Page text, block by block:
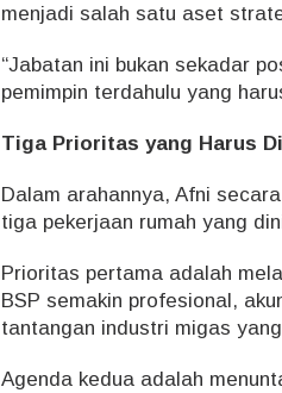
menjadi salah satu aset
“Jabatan ini bukan sekadar
pemimpin terdahulu yang
Tiga Prioritas yang Harus
Dalam arahannya, Afni
tiga pekerjaan rumah yang
Prioritas pertama adalah
BSP semakin profesional,
tantangan industri migas
Agenda kedua adalah